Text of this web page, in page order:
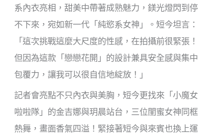
系內衣亮相，甜美中帶著成熟魅力，鎂光燈閃到停
不下來，宛如新一代「純慾系女神」。短今坦言：
「這次挑戰這麼大尺度的性感，在拍攝前很緊張！
但因為這款「戀戀花開」的設計兼具安全感與集中
包覆力，讓我可以很自信地綻放！」
記者會亮點不只內衣與美胸，短今更找來「小魔女
啦啦隊」的金吉娜與玥晨站台，三位閨蜜女神同框
熱舞，畫面香氣四溢！緊接著短今與來賓也換上運